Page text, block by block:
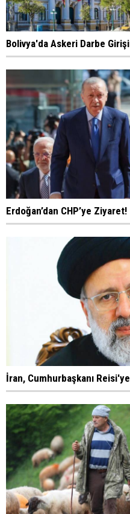
Bolivya'da Askeri Darbe
Erdoğan’dan CHP’ye Ziyaret!
İran, Cumhurbaşkanı